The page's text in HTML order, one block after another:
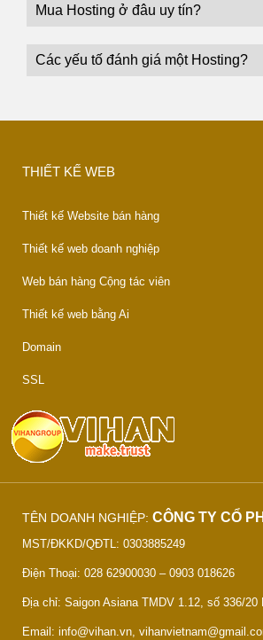
Mua Hosting ở đâu uy tín?
Các yếu tố đánh giá một Hosting?
THIẾT KẾ WEB
Thiết kế Website bán hàng
Thiết kế web doanh nghiệp
Web bán hàng Cộng tác viên
Thiết kế web bằng Ai
Domain
SSL
TÊN DOANH NGHIỆP: CÔNG TY CỔ
MST/ĐKKD/QĐTL: 0303885249
Điện Thoại: 028 62900030 – 0903 018626
Địa chỉ: Saigon Asiana TMDV 1.12, số 336/
Email: info@vihan.vn,